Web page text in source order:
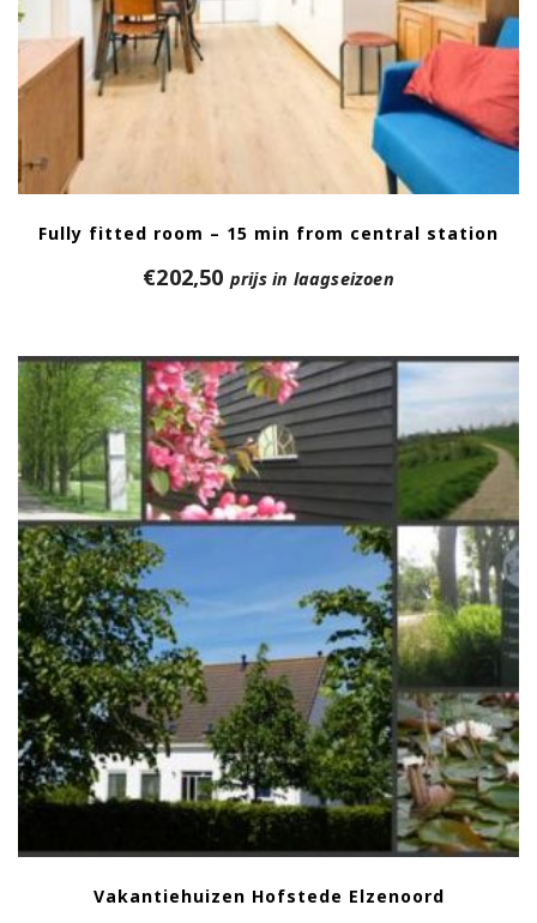
Fully fitted room – 15 min from central station
€202,50 prijs in laagseizoen
Vakantiehuizen Hofstede Elzenoord